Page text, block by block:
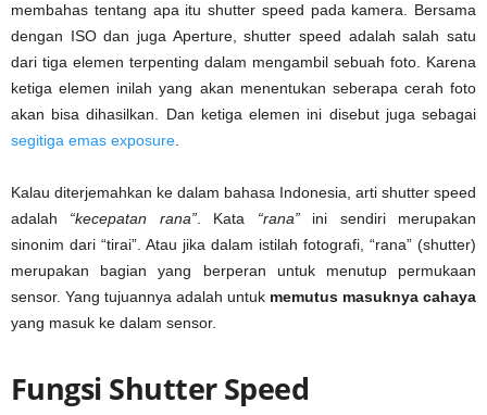
membahas tentang apa itu shutter speed pada kamera. Bersama
dengan ISO dan juga Aperture, shutter speed adalah salah satu
dari tiga elemen terpenting dalam mengambil sebuah foto. Karena
ketiga elemen inilah yang akan menentukan seberapa cerah foto
akan bisa dihasilkan. Dan ketiga elemen ini disebut juga sebagai
segitiga emas exposure
Kalau diterjemahkan ke dalam bahasa Indonesia, arti shutter speed
adalah “kecepatan rana”. Kata “rana”ini sendiri merupakan
sinonim dari “tirai”. Atau jika dalam istilah fotografi, “rana” (shutter)
merupakan bagian yang berperan untuk menutup permukaan
sensor. Yang tujuannya adalah untuk memutus masuknya cahaya
yang masuk ke dalam sensor.
Fungsi Shutter Speed